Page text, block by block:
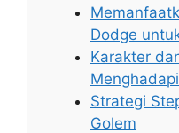
Dodge
Karakter
Strategi
Golem